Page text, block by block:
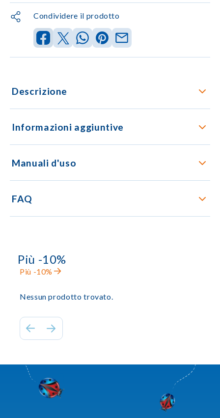
Condividere il prodotto
Descrizione
Informazioni aggiuntive
Manuali d'uso
FAQ
Più -10%
Più -10%
Nessun prodotto trovato.